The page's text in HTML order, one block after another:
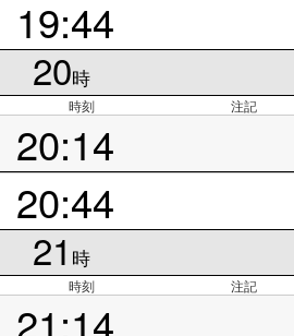
19:44
20時
時刻 注記
20:14
20:44
21 時
時刻 注記
21:14